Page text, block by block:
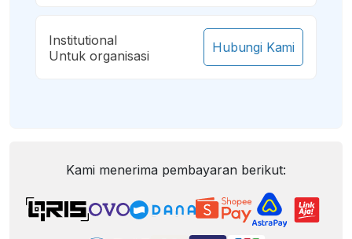
Institutional
Untuk organisasi
Hubungi Kami
Kami menerima pembayaran berikut: